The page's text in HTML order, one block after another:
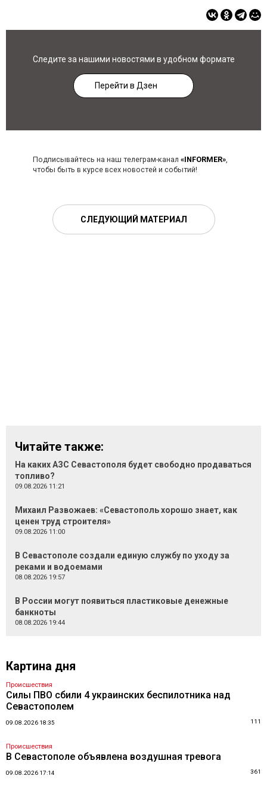
Следите за нашими новостями в удобном формате
Перейти в Дзен
Подписывайтесь на наш телеграм-канал «INFORMER»,
чтобы быть в курсе всех новостей и событий!
СЛЕДУЮЩИЙ МАТЕРИАЛ
Читайте также:
На каких АЗС Севастополя будет свободно продаваться
топливо?
09.08.2026 11:21
Михаил Развожаев: «Севастополь хорошо знает, как
ценен труд строителя»
09.08.2026 11:00
В Севастополе создали единую службу по уходу за
реками и водоемами
08.08.2026 19:57
В России могут появиться пластиковые денежные
банкноты
08.08.2026 19:44
Картина дня
Происшествия
Силы ПВО сбили 4 украинских беспилотника над
Севастополем
09.08.2026 18:35 111
Происшествия
В Севастополе объявлена воздушная тревога
09.08.2026 17:14 361